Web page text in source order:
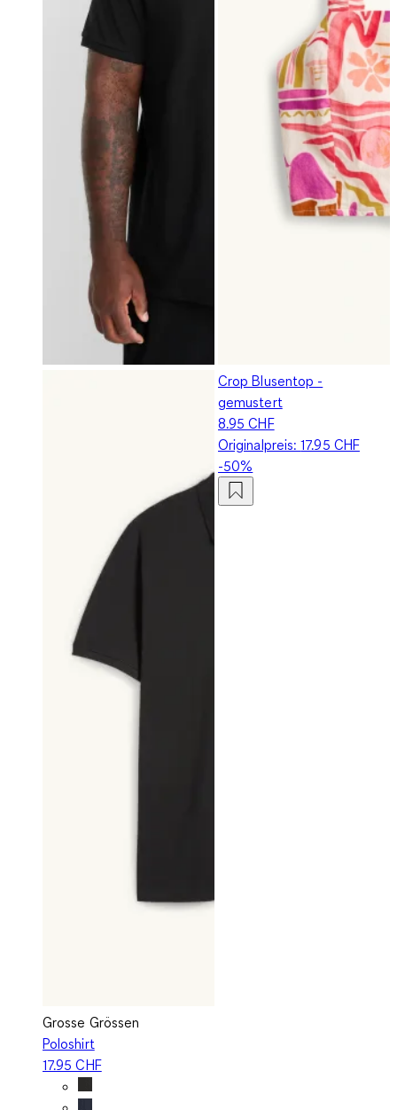
Grosse Grössen
Poloshirt
17.95 CHF
Crop Blusentop -
gemustert
8.95 CHF
Originalpreis:17.95 CHF
-50%